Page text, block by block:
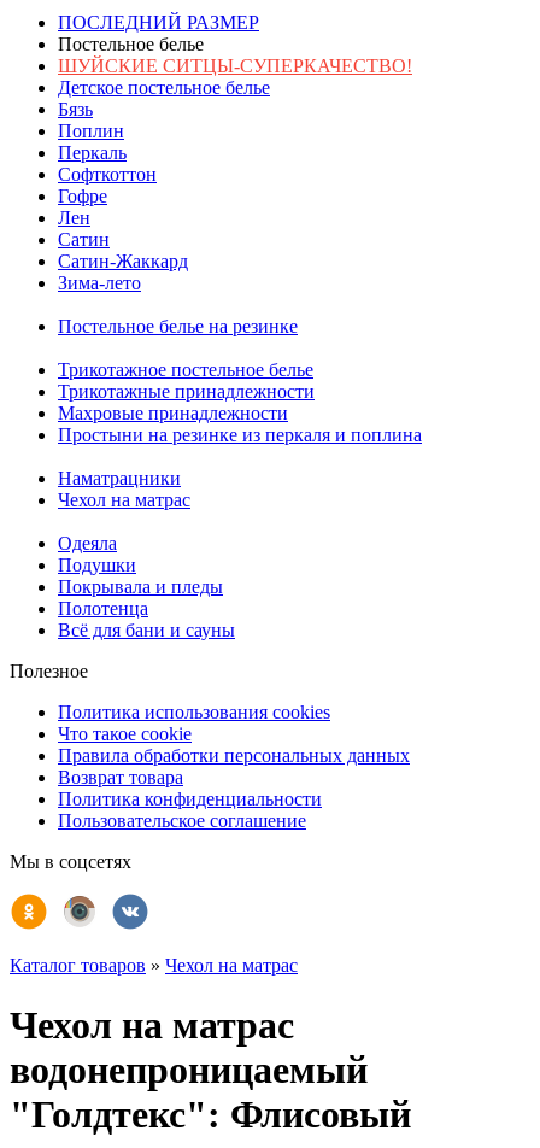
ПОСЛЕДНИЙ РАЗМЕР
Постельное белье
ШУЙСКИЕ СИТЦЫ-СУПЕРКАЧЕСТВО!
Детское постельное белье
Бязь
Поплин
Перкаль
Софткоттон
Гофре
Лен
Сатин
Сатин-Жаккард
Зима-лето
Постельное белье на резинке
Трикотажное постельное белье
Трикотажные принадлежности
Махровые принадлежности
Простыни на резинке из перкаля и поплина
Наматрацники
Чехол на матрас
Одеяла
Подушки
Покрывала и пледы
Полотенца
Всё для бани и сауны
Полезное
Политика использования cookies
Что такое cookie
Правила обработки персональных данных
Возврат товара
Политика конфиденциальности
Пользовательское соглашение
Мы в соцсетях
Каталог товаров » Чехол на матрас
Чехол на матрас
водонепроницаемый
"Голдтекс": Флисовый